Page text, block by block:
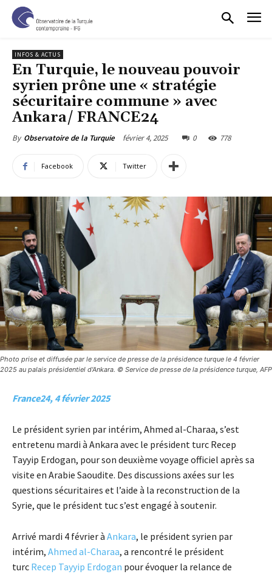
INFOS & ACTUS
En Turquie, le nouveau pouvoir
syrien prône une « stratégie
sécuritaire commune » avec
Ankara/ FRANCE24
By Observatoire de la Turquie février 4, 2025 0 778
Facebook Twitter
Photo prise et diffusée par le service de presse de la présidence turque le 4 février
2025 au palais présidentiel d'Ankara. © Service de presse de la présidence turque, AFP
France24, 4 février 2025
Le président syrien par intérim, Ahmed al-Charaa, s’est
entretenu mardi à Ankara avec le président turc Recep
Tayyip Erdogan, pour son deuxième voyage officiel après sa
visite en Arabie Saoudite. Des discussions axées sur les
questions sécuritaires et l’aide à la reconstruction de la
Syrie, que le président tuc s’est engagé à soutenir.
Arrivé mardi 4 février à Ankara, le président syrien par
intérim, Ahmed al-Charaa, a rencontré le président
turc Recep Tayyip Erdogan pour évoquer la relance de